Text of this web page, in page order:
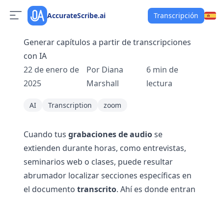
AccurateScribe.ai Transcripción
Generar capítulos a partir de transcripciones
con IA
22 de enero de
2025
Por Diana
Marshall
6 min de
lectura
AI Transcription zoom
Cuando tus grabaciones de audiose
extienden durante horas, como entrevistas,
seminarios web o clases, puede resultar
abrumador localizar secciones específicas en
el documento transcrito. Ahí es donde entran